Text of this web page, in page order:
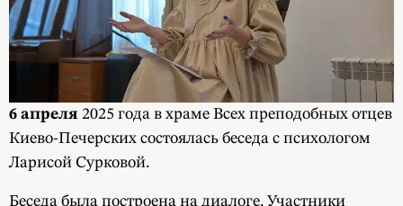
6 апреля 2025 года в храме Всех преподобных отцев
Киево-Печерских состоялась беседа с психологом
Ларисой Сурковой.
Беседа была построена на диалоге. Участники